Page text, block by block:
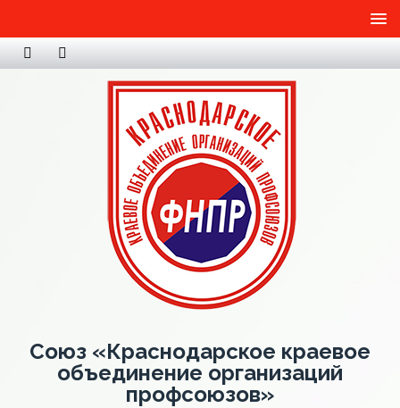
Союз «Краснодарское краевое
объединение организаций
профсоюзов»